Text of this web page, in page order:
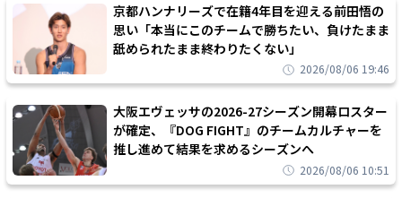
京都ハンナリーズで在籍4年目を迎える前田悟の
思い「本当にこのチームで勝ちたい、負けたまま
舐められたまま終わりたくない」
2026/08/06 19:46
大阪エヴェッサの2026-27シーズン開幕ロスター
が確定、『DOG FIGHT』のチームカルチャーを
推し進めて結果を求めるシーズンへ
2026/08/06 10:51